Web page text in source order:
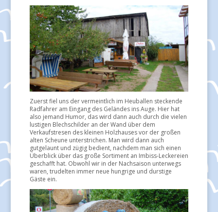
Zuerst fiel uns der vermeintlich im Heuballen steckende
Radfahrer am Eingang des Geländes ins Auge. Hier hat
also jemand Humor, das wird dann auch durch die vielen
lustigen Blechschilder an der Wand über dem
Verkaufstresen des kleinen Holzhauses vor der großen
alten Scheune unterstrichen. Man wird dann auch
gutgelaunt und zügig bedient, nachdem man sich einen
Überblick über das große Sortiment an Imbiss-Leckereien
geschafft hat. Obwohl wir in der Nachsaison unterwegs
waren, trudelten immer neue hungrige und durstige
Gäste ein.